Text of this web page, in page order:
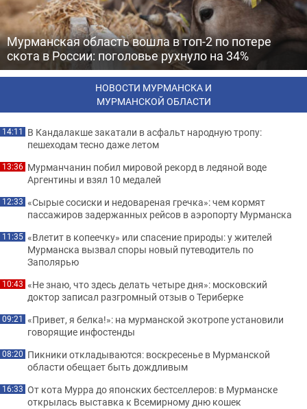
Мурманская область вошла в топ-2 по потере
скота в России: поголовье рухнуло на 34%
НОВОСТИ МУРМАНСКА И
МУРМАНСКОЙ ОБЛАСТИ
14:11 В Кандалакше закатали в асфальт народную тропу:
пешеходам тесно даже летом
13:36 Мурманчанин побил мировой рекорд в ледяной воде
Аргентины и взял 10 медалей
12:33 «Сырые сосиски и недовареная гречка»: чем кормят
пассажиров задержанных рейсов в аэропорту Мурманска
11:35 «Влетит в копеечку» или спасение природы: у жителей
Мурманска вызвал споры новый путеводитель по
Заполярью
10:43 «Не знаю, что здесь делать четыре дня»: московский
доктор записал разгромный отзыв о Териберке
09:21 «Привет, я белка!»: на мурманской экотропе установили
говорящие инфостенды
08:20 Пикники откладываются: воскресенье в Мурманской
области обещает быть дождливым
16:33 От кота Мурра до японских бестселлеров: в Мурманске
открылась выставка к Всемирному дню кошек